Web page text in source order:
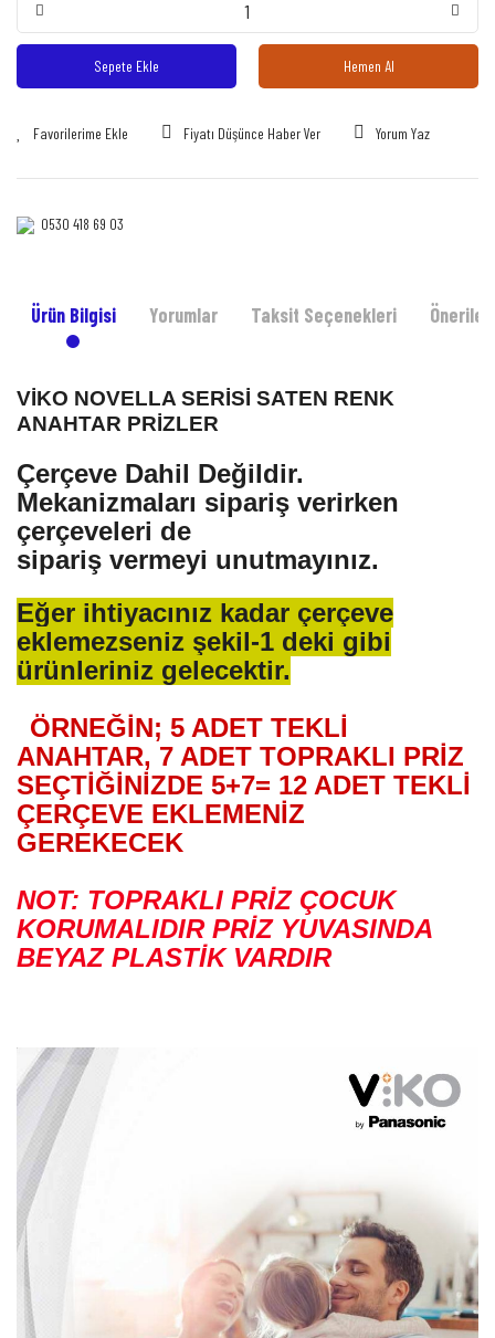
Sepete Ekle Hemen Al
Fiyatı Düşünce Haber Ver Yorum Yaz
0530 418 69 03‎‎
Ürün Bilgisi Yorumlar Taksit Seçenekleri
VİKO NOVELLA SERİSİ SATEN RENK
ANAHTAR PRİZLER
Çerçeve Dahil Değildir.
Mekanizmaları sipariş verirken
çerçeveleri de
sipariş vermeyi unutmayınız.
Eğer ihtiyacınız kadar çerçeve
eklemezseniz şekil-1 deki gibi
ürünleriniz gelecektir.
ÖRNEĞİN; 5 ADET TEKLİ
ANAHTAR, 7 ADET TOPRAKLI PRİZ
SEÇTİĞİNİZDE 5+7= 12 ADET TEKLİ
ÇERÇEVE EKLEMENİZ
GEREKECEK
NOT: TOPRAKLI PRİZ ÇOCUK
KORUMALIDIR PRİZ YUVASINDA
BEYAZ PLASTİK VARDIR